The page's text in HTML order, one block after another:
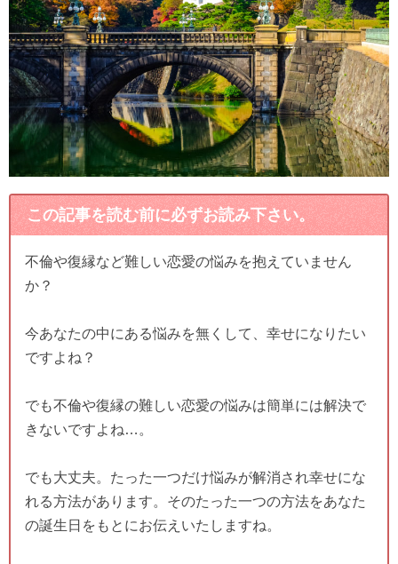
この記事を読む前に必ずお読み下さい。
不倫や復縁など難しい恋愛の悩みを抱えていません
か？
今あなたの中にある悩みを無くして、幸せになりたい
ですよね？
でも不倫や復縁の難しい恋愛の悩みは簡単には解決で
きないですよね…。
でも大丈夫。たった一つだけ悩みが解消され幸せにな
れる方法があります。そのたった一つの方法をあなた
の誕生日をもとにお伝えいたしますね。